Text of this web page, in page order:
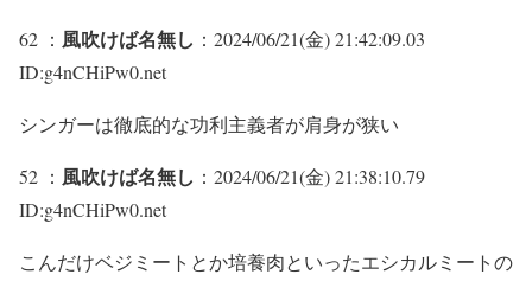
62 ： 風吹けば名無し ：2024/06/21(金) 21:42:09.03
ID:g4nCHiPw0.net
シンガーは徹底的な功利主義者が肩身が狭い
52 ： 風吹けば名無し ：2024/06/21(金) 21:38:10.79
ID:g4nCHiPw0.net
こんだけベジミートとか培養肉といったエシカルミートの